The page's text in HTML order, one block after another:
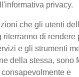
privacy.
che gli utenti
riterranno di rendere
e gli strumenti
della stessa, sono
e